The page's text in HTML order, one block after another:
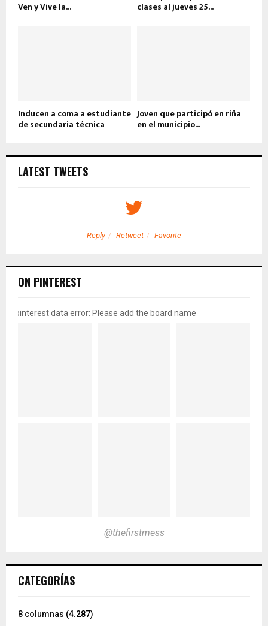
Ven y Vive la... clases al jueves 25...
Inducen a coma a estudiante
de secundaria técnica
Joven que participó en riña
en el municipio...
LATEST TWEETS
Reply Retweet Favorite
ON PINTEREST
pinterest data error: Please add the board name
@thefirstmess
CATEGORÍAS
8 columnas (4.287)